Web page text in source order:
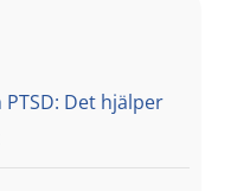
Det hjälper